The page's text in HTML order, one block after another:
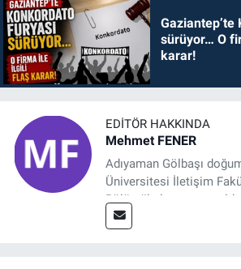
Gaziantep’te
sürüyor… O
karar!
EDITÖR HAKKINDA
Mehmet FENER
Adıyaman Gölbaşı
Üniversitesi İletişim
Bölümü’nden mezun oldu.
başladığı gazetecilik